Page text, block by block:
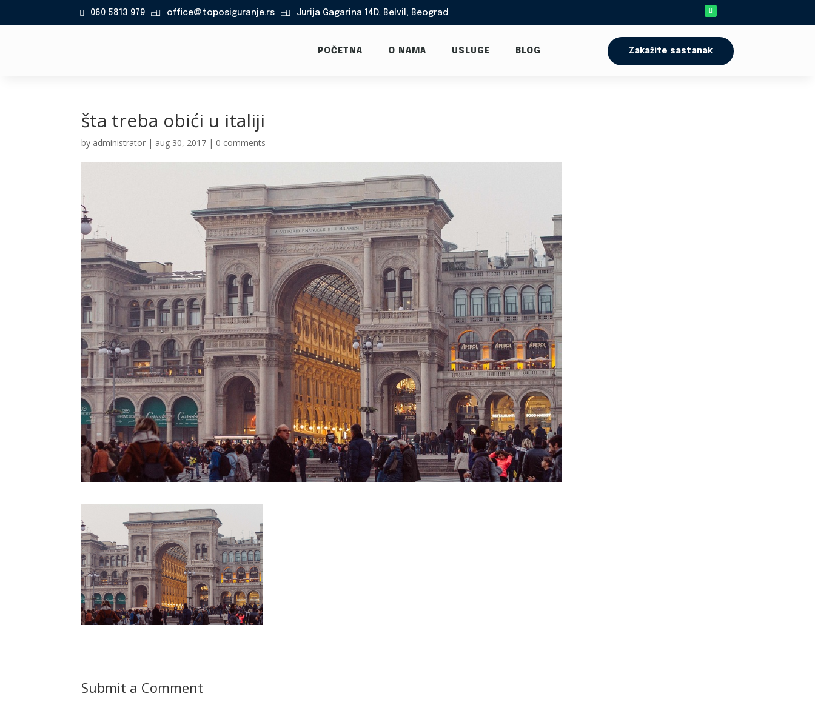
060 5813 979  office@toposiguranje.rs  Jurija Gagarina 14D, Belvil, Beograd
POČETNA O NAMA USLUGE BLOG Zakažite sastanak
šta treba obići u italiji
by administrator | aug 30, 2017 | 0 comments
Submit a Comment